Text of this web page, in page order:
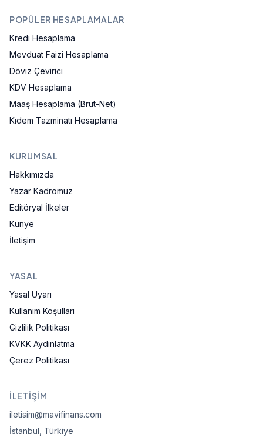
POPÜLER HESAPLAMALAR
Kredi Hesaplama
Mevduat Faizi Hesaplama
Döviz Çevirici
KDV Hesaplama
Maaş Hesaplama (Brüt-Net)
Kıdem Tazminatı Hesaplama
KURUMSAL
Hakkımızda
Yazar Kadromuz
Editöryal İlkeler
Künye
İletişim
YASAL
Yasal Uyarı
Kullanım Koşulları
Gizlilik Politikası
KVKK Aydınlatma
Çerez Politikası
İLETIŞIM
iletisim@mavifinans.com
İstanbul, Türkiye